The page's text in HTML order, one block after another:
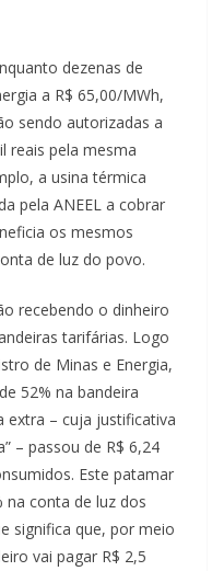
dezenas de
a R$ 65,00/MWh,
sendo autorizadas a
reais pela mesma
a usina térmica
pela ANEEL a cobrar
os mesmos
de luz do povo.
recebendo o dinheiro
tarifárias. Logo
de Minas e Energia,
52% na bandeira
extra – cuja justificativa
– passou de R$ 6,24
Este patamar
na conta de luz dos
significa que, por meio
vai pagar R$ 2,5